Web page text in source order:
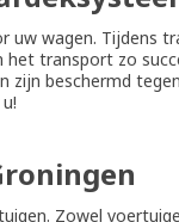
uw wagen.
transport zo
beschermd
Zowel